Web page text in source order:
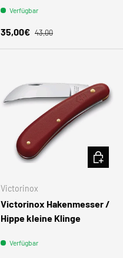
Verfügbar
Verkaufspreis
35,00€ Normaler Preis
43,00
Victorinox
Victorinox Hakenmesser /
Hippe kleine Klinge
Verfügbar
IN DEN